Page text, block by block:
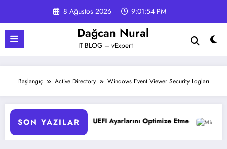
8 Ağustos 2026 9:01:55 PM
Dağcan Nural
IT BLOG – vExpert
Başlangıç Active Directory Windows Event Viewer Security Logları
SON YAZILAR
UEFI Ayarlarını Optimize Etme Microsoft 365